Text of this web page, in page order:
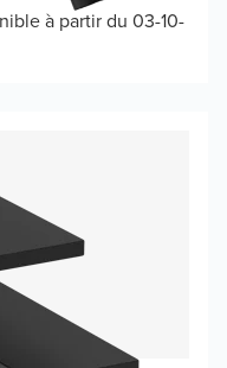
à partir du 03-10-